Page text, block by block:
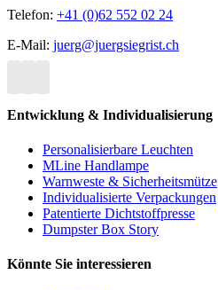
Telefon: +41 (0)62 552 02 24
E-Mail: juerg@juergsiegrist.ch
Entwicklung & Individualisierung
Personalisierbare Leuchten
MLine Handlampe
Warnweste & Sicherheitsmütze
Individualisierte Verpackungen
Patentierte Dichtstoffpresse
Dumpster Box Story
Könnte Sie interessieren